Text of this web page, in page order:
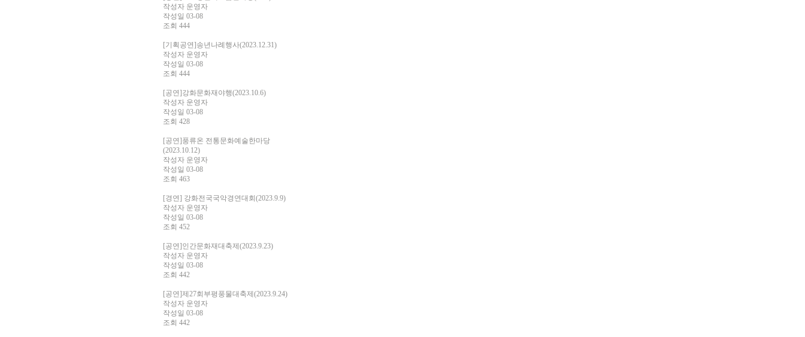
작성자 운영자
작성일 03-08
조회 444
[기획공연]송년나례행사(2023.12.31)
작성자 운영자
작성일 03-08
조회 444
[공연]강화문화재야행(2023.10.6)
작성자 운영자
작성일 03-08
조회 428
[공연]풍류온 전통문화예술한마당
(2023.10.12)
작성자 운영자
작성일 03-08
조회 463
[경연] 강화전국국악경연대회(2023.9.9)
작성자 운영자
작성일 03-08
조회 452
[공연]인간문화재대축제(2023.9.23)
작성자 운영자
작성일 03-08
조회 442
[공연]제27회부평풍물대축제(2023.9.24)
작성자 운영자
작성일 03-08
조회 442